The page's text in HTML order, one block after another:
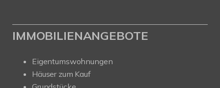
IMMOBILIENANGEBOTE
Eigentumswohnungen
Häuser zum Kauf